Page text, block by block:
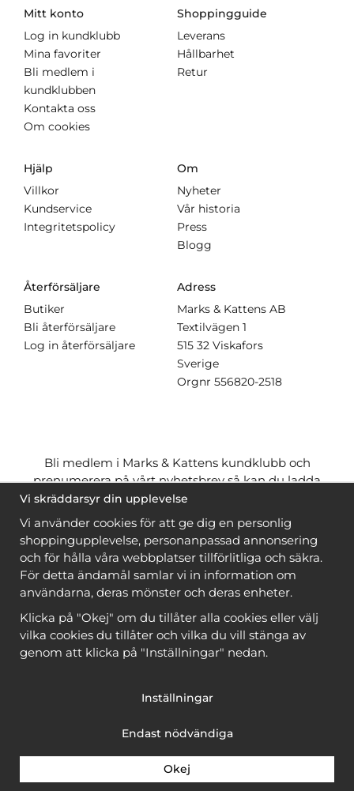
Mitt konto
Log in kundklubb
Mina favoriter
Bli medlem i
kundklubben
Kontakta oss
Om cookies
Shoppingguide
Leverans
Hållbarhet
Retur
Hjälp
Villkor
Kundservice
Integritetspolicy
Om
Nyheter
Vår historia
Press
Blogg
Återförsäljare
Butiker
Bli återförsäljare
Log in återförsäljare
Adress
Marks & Kattens AB
Textilvägen 1
515 32 Viskafors
Sverige
Orgnr 556820-2518
Bli medlem i Marks & Kattens kundklubb och
prenumerera på vårt nyhetsbrev så kan du ladda
ner många mönstergratisoch få många
när du handlar garn till mönstret. Du ser vilka som
är
gratis när du är inloggad
Bli medlem
Copyright © 2026, Marks & Kattens AB
Vi skräddarsyr din upplevelse
Vi använder cookies för att ge dig en personlig
shoppingupplevelse, personanpassad annonsering
och för hålla våra webbplatser tillförlitliga och säkra.
För detta ändamål samlar vi in information om
användarna, deras mönster och deras enheter.
Klicka på "Okej" om du tillåter alla cookies eller välj
vilka cookies du tillåter och vilka du vill stänga av
genom att klicka på "Inställningar" nedan.
Inställningar
Endast nödvändiga
Okej